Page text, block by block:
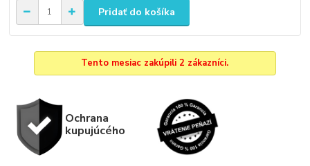
Pridať do košíka
Tento mesiac zakúpili 2 zákazníci.
Ochrana
kupujúcého